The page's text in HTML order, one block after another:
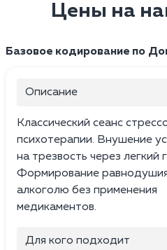
Цены на
Базовое кодирование по
Описание
Классический сеанс
психотерапии. Внушение
на трезвость через легкий
Формирование
алкоголю без применения
медикаментов.
Для кого подходит